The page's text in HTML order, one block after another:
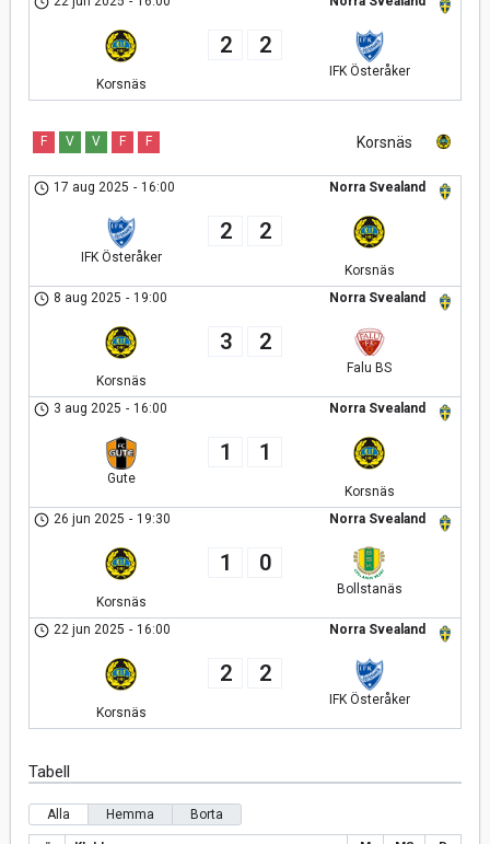
Korsnäs
2 2
IFK Österåker
Korsnäs
F V V F F
Norra Svealand
17 aug 2025 - 16:00
IFK Österåker
2 2
Korsnäs
Norra Svealand
8 aug 2025 - 19:00
Korsnäs
3 2
Falu BS
Norra Svealand
3 aug 2025 - 16:00
Gute
1 1
Korsnäs
Norra Svealand
26 jun 2025 - 19:30
Korsnäs
1 0
Bollstanäs
Norra Svealand
22 jun 2025 - 16:00
Korsnäs
2 2
IFK Österåker
Tabell
Alla Hemma Borta